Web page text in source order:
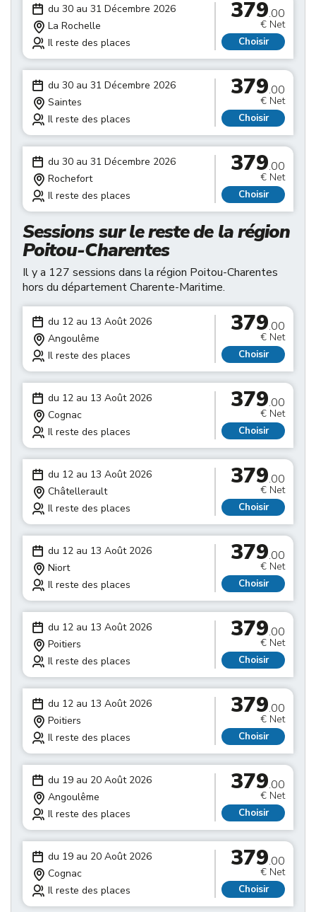
du 30 au 31 Décembre 2026
La Rochelle
Il reste des places
379.00
€ Net
Choisir
du 30 au 31 Décembre 2026
Saintes
Il reste des places
379.00
€ Net
Choisir
du 30 au 31 Décembre 2026
Rochefort
Il reste des places
379.00
€ Net
Choisir
Sessions sur le reste de la région
Poitou-Charentes
Il y a 127 sessions dans la région Poitou-Charentes
hors du département Charente-Maritime.
du 12 au 13 Août 2026
Angoulême
Il reste des places
379.00
€ Net
Choisir
du 12 au 13 Août 2026
Cognac
Il reste des places
379.00
€ Net
Choisir
du 12 au 13 Août 2026
Châtellerault
Il reste des places
379.00
€ Net
Choisir
du 12 au 13 Août 2026
Niort
Il reste des places
379.00
€ Net
Choisir
du 12 au 13 Août 2026
Poitiers
Il reste des places
379.00
€ Net
Choisir
du 12 au 13 Août 2026
Poitiers
Il reste des places
379.00
€ Net
Choisir
du 19 au 20 Août 2026
Angoulême
Il reste des places
379.00
€ Net
Choisir
du 19 au 20 Août 2026
Cognac
Il reste des places
379.00
€ Net
Choisir